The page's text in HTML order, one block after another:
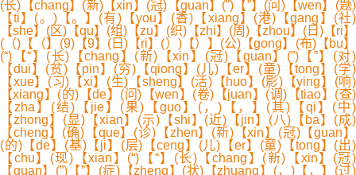
(长)【chang】(新)【xin】(冠)【guan】(”)【”】(问)【wen】(题)
【ti】(。)【。】(有)【you】(香)【xiang】(港)【gang】(社)
【she】(区)【qu】(组)【zu】(织)【zhi】(周)【zhou】(日)【ri】
(（)【（】(9)【9】(日)【ri】(）)【）】(公)【gong】(布)【bu】
(“)【“】(长)【chang】(新)【xin】(冠)【guan】(”)【”】(对)
【dui】(贫)【pin】(穷)【qiong】(儿)【er】(童)【tong】(学)
【xue】(习)【xi】(生)【sheng】(活)【huo】(影)【ying】(响)
【xiang】(的)【de】(问)【wen】(卷)【juan】(调)【tiao】(查)
【zha】(结)【jie】(果)【guo】(，)【，】(其)【qi】(中)
【zhong】(显)【xian】(示)【shi】(近)【jin】(八)【ba】(成)
【cheng】(确)【que】(诊)【zhen】(新)【xin】(冠)【guan】
(的)【de】(基)【ji】(层)【ceng】(儿)【er】(童)【tong】(出)
【chu】(现)【xian】(“)【“】(长)【chang】(新)【xin】(冠)
【guan】(”)【”】(症)【zheng】(状)【zhuang】(，)【，】(过)